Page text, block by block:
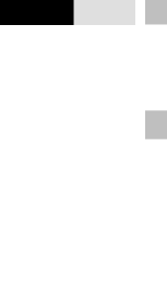
Καλός